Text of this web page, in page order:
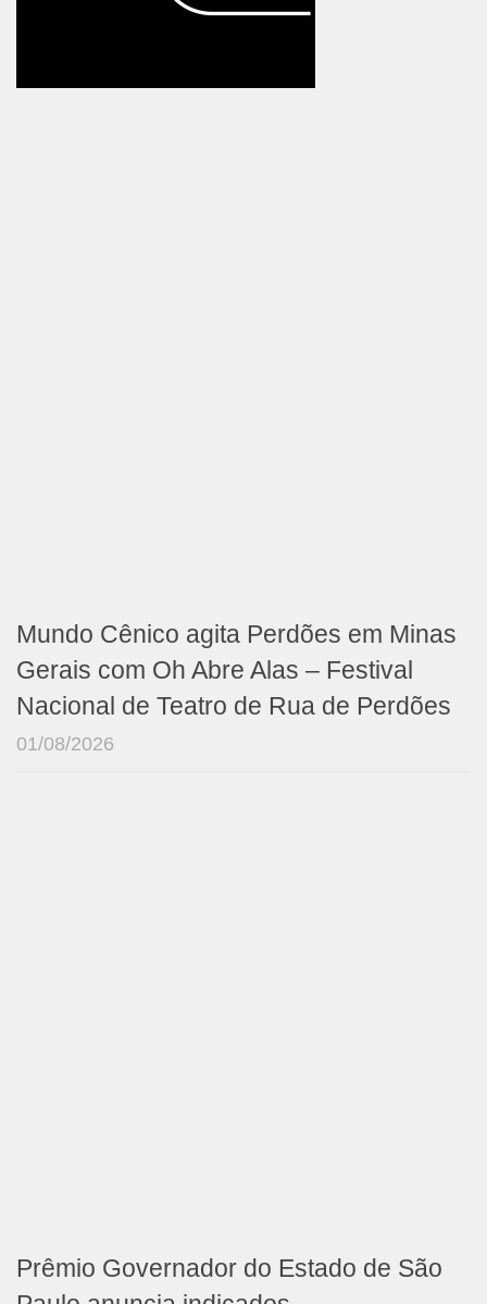
Mundo Cênico agita Perdões em Minas
Gerais com Oh Abre Alas – Festival
Nacional de Teatro de Rua de Perdões
01/08/2026
Prêmio Governador do Estado de São